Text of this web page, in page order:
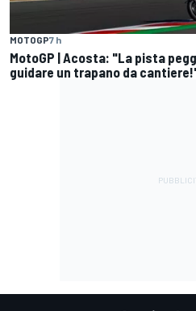
MOTOGP7 h
MotoGP | Acosta: "La pista
guidare un trapano da